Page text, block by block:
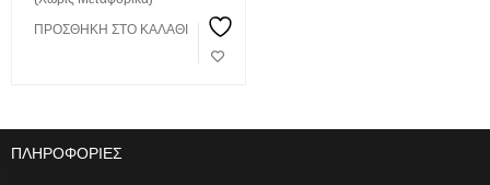
ΠΡΟΣΘΉΚΗ ΣΤΟ ΚΑΛΆΘΙ
ΠΛΗΡΟΦΟΡΙΕΣ